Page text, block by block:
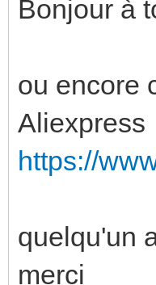
Bonjour à
ou encore
Aliexpress
https://
quelqu'un
merci